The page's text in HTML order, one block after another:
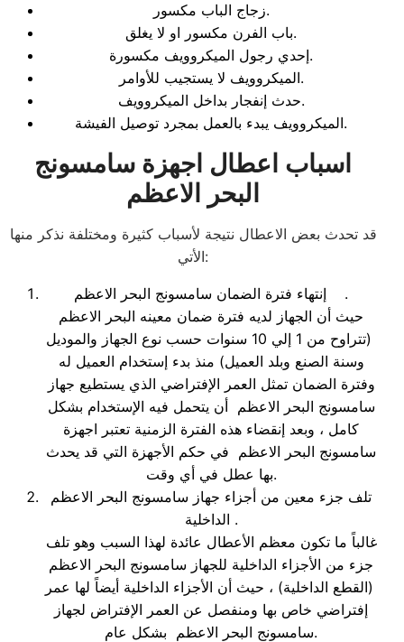
زجاج الباب مكسور.
باب الفرن مكسور او لا يغلق.
إحدي رجول الميكروويف مكسورة.
الميكروويف لا يستجيب للأوامر.
حدث إنفجار بداخل الميكروويف.
الميكروويف يبدء بالعمل بمجرد توصيل الفيشة.
اسباب اعطال اجهزة سامسونج
البحر الاعظم
قد تحدث بعض الاعطال نتيجة لأسباب كثيرة ومختلفة نذكر منها
الأتي:
إنتهاء فترة الضمان سامسونج البحر الاعظم .
حيث أن الجهاز لديه فترة ضمان معينه البحر الاعظم
(تتراوح من 1 إلي 10 سنوات حسب نوع الجهاز والموديل
وسنة الصنع وبلد العميل) منذ بدء إستخدام العميل له
وفترة الضمان تمثل العمر الإفتراضي الذي يستطيع جهاز
سامسونج البحر الاعظم أن يتحمل فيه الإستخدام بشكل
كامل ، وبعد إنقضاء هذه الفترة الزمنية تعتبر اجهزة
سامسونج البحر الاعظم في حكم الأجهزة التي قد يحدث
بها عطل في أي وقت.
تلف جزء معين من أجزاء جهاز سامسونج البحر الاعظم
الداخلية.
غالباً ما تكون معظم الأعطال عائدة لهذا السبب وهو تلف
جزء من الأجزاء الداخلية للجهاز سامسونج البحر الاعظم
(القطع الداخلية) ، حيث أن الأجزاء الداخلية أيضاً لها عمر
إفتراضي خاص بها ومنفصل عن العمر الإفتراض لجهاز
سامسونج البحر الاعظم بشكل عام.